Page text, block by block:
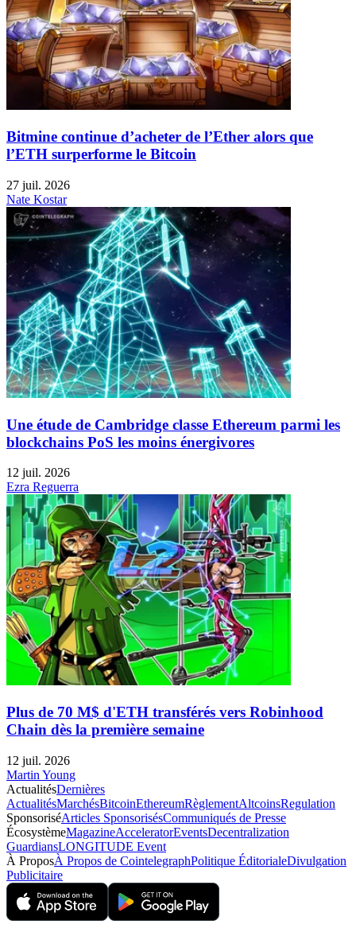
Bitmine continue d’acheter de l’Ether alors que
l’ETH surperforme le Bitcoin
27 juil. 2026
Nate Kostar
Une étude de Cambridge classe Ethereum parmi les
blockchains PoS les moins énergivores
12 juil. 2026
Ezra Reguerra
Plus de 70 M$ d'ETH transférés vers Robinhood
Chain dès la première semaine
12 juil. 2026
Martin Young
ActualitésDernières
ActualitésMarchésBitcoinEthereumRèglementAltcoinsRegulation
SponsoriséArticles SponsorisésCommuniqués de Presse
ÉcosystèmeMagazineAcceleratorEventsDecentralization
GuardiansLONGITUDE Event
À ProposÀ Propos de CointelegraphPolitique ÉditorialeDivulgation
Publicitaire